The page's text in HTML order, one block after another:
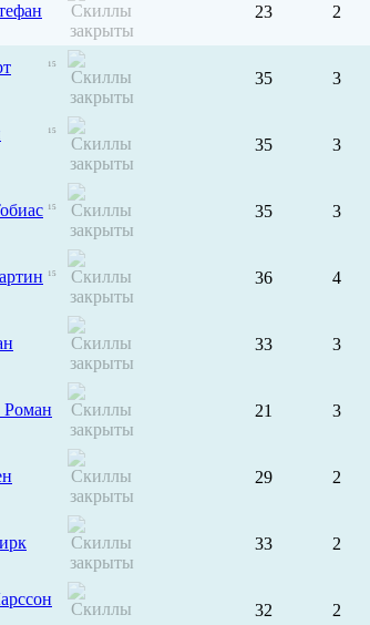
23 2
15
35 3
15
35 3
15 35 3
15 36 4
33 3
Роман 21 3
29 2
33 2
32 2